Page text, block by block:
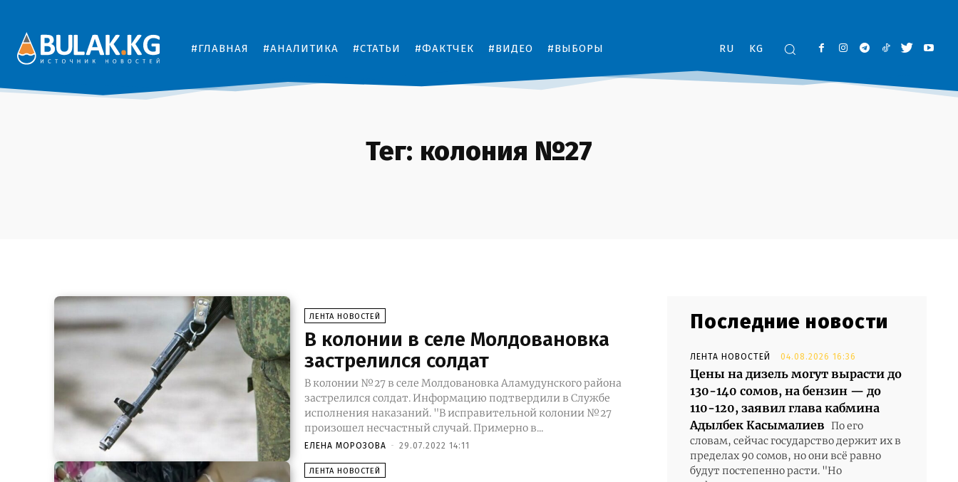
#ГЛАВНАЯ #АНАЛИТИКА #СТАТЬИ #ФАКТЧЕК #ВИДЕО #ВЫБОРЫ RU KG
Тег: колония №27
ЛЕНТА НОВОСТЕЙ
В колонии в селе Молдовановка
застрелился солдат
В колонии №27 в селе Молдовановка Аламудунского района
застрелился солдат. Информацию подтвердили в Службе
исполнения наказаний. "В исправительной колонии №27
произошел несчастный случай. Примерно в...
ЕЛЕНА МОРОЗОВА - 29.07.2022 14:11
ЛЕНТА НОВОСТЕЙ
Последние новости
ЛЕНТА НОВОСТЕЙ 04.08.2026 16:36
Цены на дизель могут вырасти до
130-140 сомов, на бензин — до
110-120, заявил глава кабмина
Адылбек Касымалиев По его
словам, сейчас государство держит их в
пределах 90 сомов, но они всё равно
будут постепенно расти. "Но